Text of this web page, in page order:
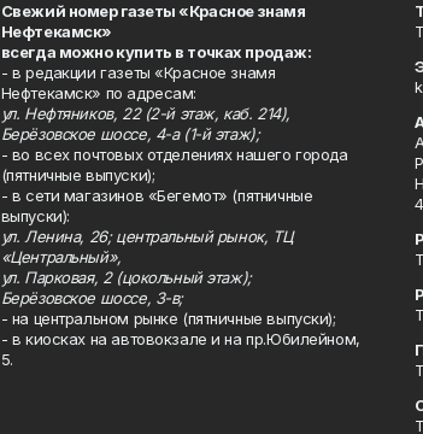
Свежий номер газеты «Красное знамя
Нефтекамск»
всегда можно купить в точках продаж:
- в редакции газеты «Красное знамя
Нефтекамск» по адресам:
ул. Нефтяников, 22 (2-й этаж, каб. 214),
Берёзовское шоссе, 4-а (1-й этаж);
- во всех почтовых отделениях нашего города
(пятничные выпуски);
- в сети магазинов «Бегемот» (пятничные
выпуски):
ул. Ленина, 26; центральный рынок, ТЦ
«Центральный»,
ул. Парковая, 2 (цокольный этаж);
Берёзовское шоссе, 3-в;
- на центральном рынке (пятничные выпуски);
- в киосках на автовокзале и на пр.Юбилейном,
5.